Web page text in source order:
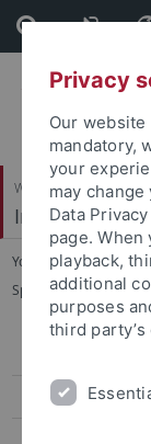
Skip
to
content
Skip
to
footer
Wirtschafts- und
Institut für
You are here:
Sportökonomik,
Team
Privacy
Our website
mandatory,
your
may
Data
page.
playback,
additional
purposes
third